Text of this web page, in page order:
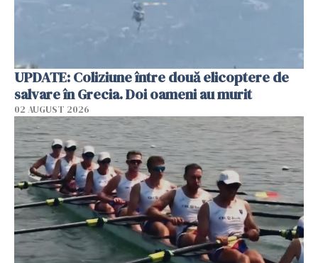
UPDATE: Coliziune între două elicoptere de
salvare în Grecia. Doi oameni au murit
02 AUGUST 2026